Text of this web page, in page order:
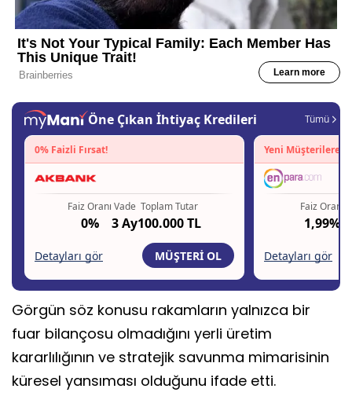
Görgün söz konusu rakamların yalnızca bir
fuar bilançosu olmadığını yerli üretim
kararlılığının ve stratejik savunma mimarisinin
küresel yansıması olduğunu ifade etti.